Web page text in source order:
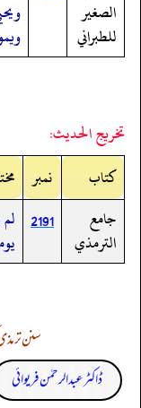
الصغير
للطبراني
تخريج الحديث:
کتاب
نمبر
جامع
الترمذي
2191
سنن ترمذی کی
ڈاکٹر عبدالرحمٰن فریوائی